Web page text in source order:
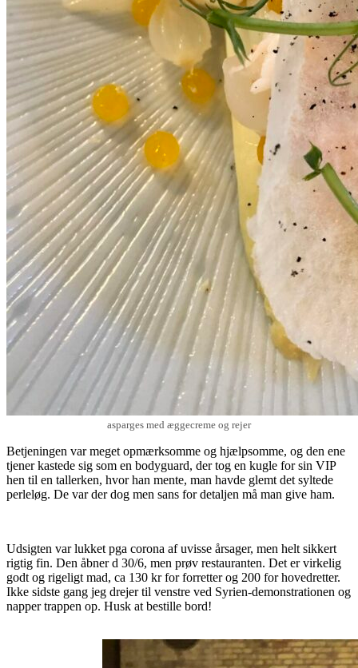
asparges med æggecreme og rejer
Betjeningen var meget opmærksomme og hjælpsomme, og den ene
tjener kastede sig som en bodyguard, der tog en kugle for sin VIP
hen til en tallerken, hvor han mente, man havde glemt det syltede
perleløg. De var der dog men sans for detaljen må man give ham.
Udsigten var lukket pga corona af uvisse årsager, men helt sikkert
rigtig fin. Den åbner d 30/6, men prøv restauranten. Det er virkelig
godt og rigeligt mad, ca 130 kr for forretter og 200 for hovedretter.
Ikke sidste gang jeg drejer til venstre ved Syrien-demonstrationen og
napper trappen op. Husk at bestille bord!